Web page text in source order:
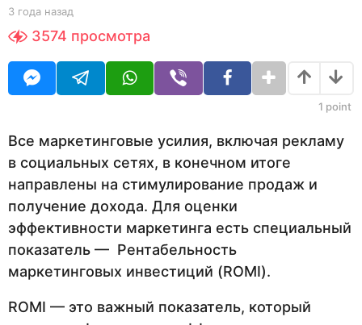
з
а
b
Y
O
R
3 года назад
о
а
н
д
3574 просмотра
1 point
Все маркетинговые усилия, включая рекламу
в социальных сетях, в конечном итоге
направлены на стимулирование продаж и
получение дохода. Для оценки
эффективности маркетинга есть специальный
показатель — Рентабельность
маркетинговых инвестиций (ROMI).
ROMI — это важный показатель, который